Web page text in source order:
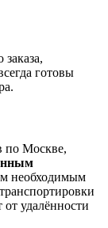
готовы
по Москве,
необходимым
удалённости